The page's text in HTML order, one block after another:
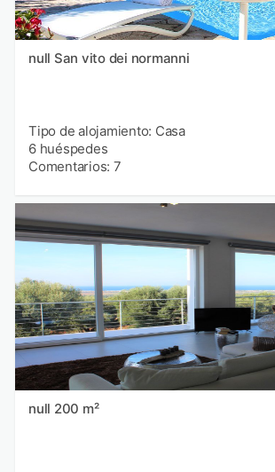
null San vito dei normanni
Tipo de alojamiento: Casa
6 huéspedes
Comentarios: 7
null 200 m²